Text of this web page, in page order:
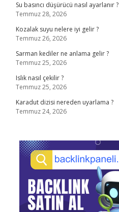
Su basıncı düşürücü nasıl ayarlanır ?
Temmuz 28, 2026
Kozalak suyu nelere iyi gelir ?
Temmuz 26, 2026
Sarman kediler ne anlama gelir ?
Temmuz 25, 2026
Islık nasıl çekilir ?
Temmuz 25, 2026
Karadut dizisi nereden uyarlama ?
Temmuz 24, 2026